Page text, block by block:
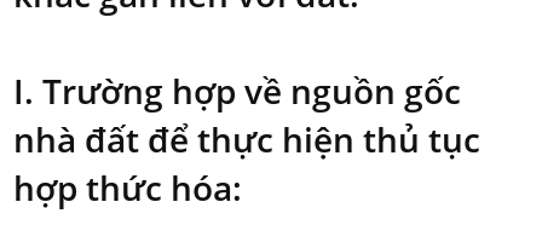
I. Trường hợp về nguồn gốc
nhà đất để thực hiện thủ tục
hợp thức hóa: